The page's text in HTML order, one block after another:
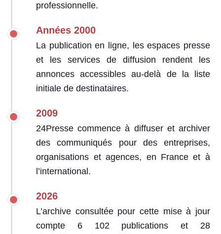
professionnelle.
Années 2000
La publication en ligne, les espaces presse
et les services de diffusion rendent les
annonces accessibles au-delà de la liste
initiale de destinataires.
2009
24Presse commence à diffuser et archiver
des communiqués pour des entreprises,
organisations et agences, en France et à
l’international.
2026
L’archive consultée pour cette mise à jour
compte 6 102 publications et 28